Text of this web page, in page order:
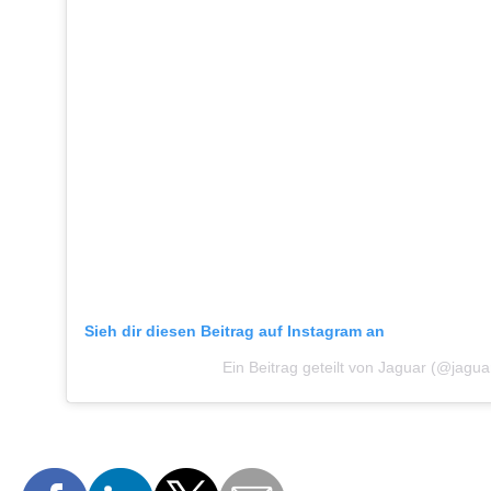
Sieh dir diesen Beitrag auf Instagram an
Ein Beitrag geteilt von Jaguar